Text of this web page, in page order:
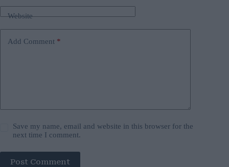
Website
Add Comment *
Save my name, email and website in this browser for the
next time I comment.
Post Comment